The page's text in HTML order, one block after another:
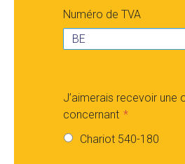
Numéro de TVA
J’aimerais recevoir une
concernant
Chariot 540-180